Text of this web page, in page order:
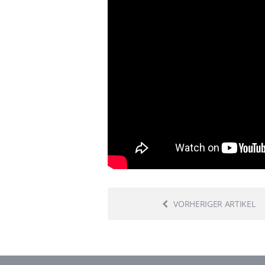
VORHERIGER ARTIKEL